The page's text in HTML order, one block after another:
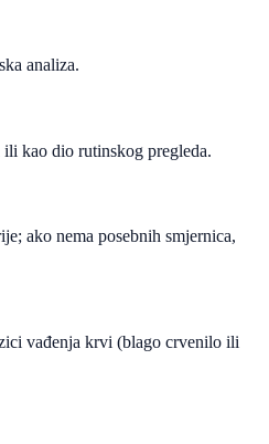
analiza.
kao dio rutinskog pregleda.
ako nema posebnih smjernica,
vađenja krvi (blago crvenilo ili